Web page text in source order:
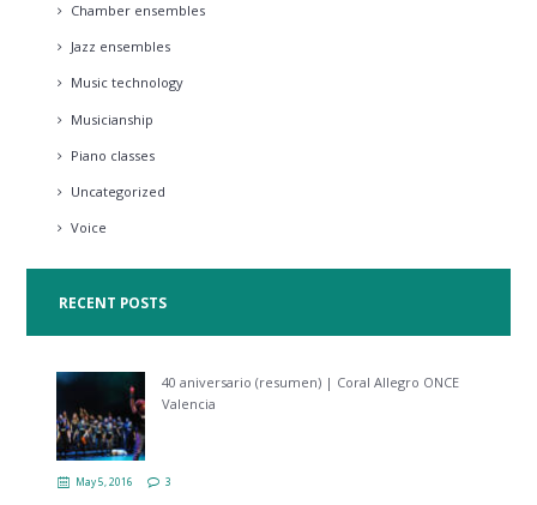
Chamber ensembles
Jazz ensembles
Music technology
Musicianship
Piano classes
Uncategorized
Voice
RECENT POSTS
40 aniversario (resumen) | Coral Allegro ONCE
Valencia
May 5, 2016 3